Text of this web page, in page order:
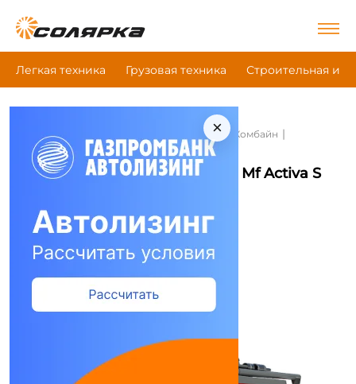
Легкая техника Грузовая техника Строительная и
×
Главная Сельскохозяйственная техника | Комбайн |
Massey Ferguson Mf Activa S
Комбайн Massey Ferguson Mf Activa S